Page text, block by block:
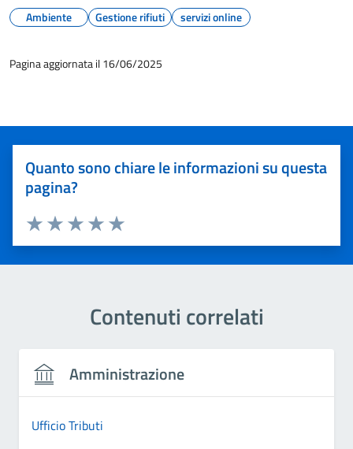
Ambiente Gestione rifiuti servizi online
Pagina aggiornata il 16/06/2025
Quanto sono chiare le informazioni su questa
pagina?
Valuta 5 stelle su 5
Valuta 4 stelle su 5
Valuta 3 stelle su 5
Valuta 2 stelle su 5
Valuta 1 stelle su 5
Contenuti correlati
Amministrazione
Ufficio Tributi